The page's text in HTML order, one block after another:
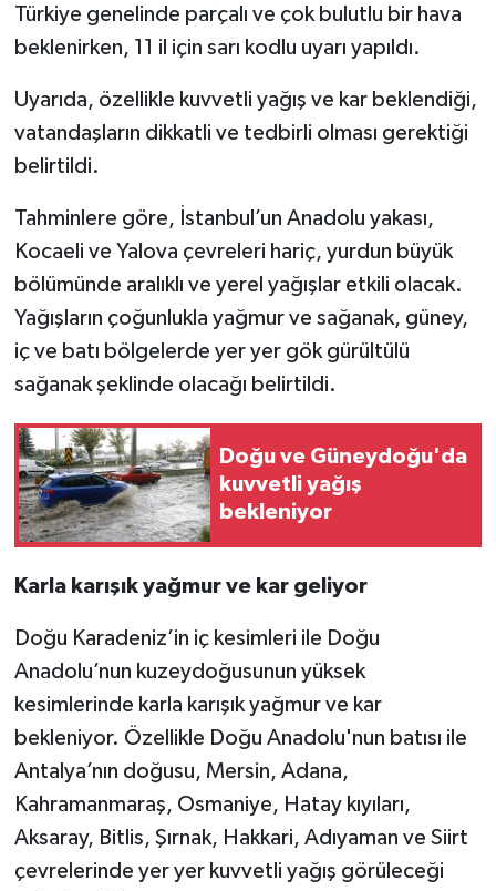
Türkiye genelinde parçalı ve çok bulutlu bir hava
beklenirken, 11 il için sarı kodlu uyarı yapıldı.
Uyarıda, özellikle kuvvetli yağış ve kar beklendiği,
vatandaşların dikkatli ve tedbirli olması gerektiği
belirtildi.
Tahminlere göre, İstanbul’un Anadolu yakası,
Kocaeli ve Yalova çevreleri hariç, yurdun büyük
bölümünde aralıklı ve yerel yağışlar etkili olacak.
Yağışların çoğunlukla yağmur ve sağanak, güney,
iç ve batı bölgelerde yer yer gök gürültülü
sağanak şeklinde olacağı belirtildi.
Doğu ve Güneydoğu'da
kuvvetli yağış
bekleniyor
Karla karışık yağmur ve kar geliyor
Doğu Karadeniz’in iç kesimleri ile Doğu
Anadolu’nun kuzeydoğusunun yüksek
kesimlerinde karla karışık yağmur ve kar
bekleniyor. Özellikle Doğu Anadolu'nun batısı ile
Antalya’nın doğusu, Mersin, Adana,
Kahramanmaraş, Osmaniye, Hatay kıyıları,
Aksaray, Bitlis, Şırnak, Hakkari, Adıyaman ve Siirt
çevrelerinde yer yer kuvvetli yağış görüleceği